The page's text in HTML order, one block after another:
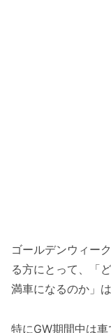
ゴールデンウィー
る方にとって、「
満車になるのか」
特にGW期間中は